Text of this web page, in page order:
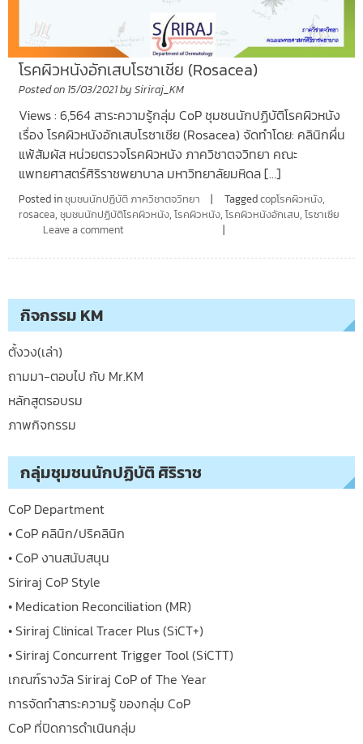
โรคผิวหนังอักเสบโรซาเชีย (Rosacea)
Posted on 15/03/2021by Siriraj_KM
Views : 6,564 สาระความรู้กลุ่ม CoP ชุมชนนักปฏิบัติโรคผิวหนัง
เรื่อง โรคผิวหนังอักเสบโรซาเชีย (Rosacea) จัดทำโดย: คลินิกผื่น
แพ้สัมผัส หน่วยตรวจโรคผิวหนัง ภาควิชาตจวิทยา คณะ
แพทยศาสตร์ศิริราชพยาบาล มหาวิทยาลัยมหิดล […]
Posted inชุมชนนักปฏิบัติ ภาควิชาตจวิทยา Taggedcopโรคผิวหนัง,
rosacea, ชุมชนนักปฏิบัติโรคผิวหนัง, โรคผิวหนัง, โรคผิวหนังอักเสบ, โรซาเซีย
Leave a comment
กิจกรรม KM
ตั้งวง(เล่า)
ถามมา-ตอบไป กับ Mr.KM
หลักสูตรอบรม
ภาพกิจกรรม
กลุ่มชุมชนนักปฏิบัติ ศิริราช
CoP Department
• CoP คลินิก/ปริคลินิก
• CoP งานสนับสนุน
Siriraj CoP Style
• Medication Reconciliation (MR)
• Siriraj Clinical Tracer Plus (SiCT+)
• Siriraj Concurrent Trigger Tool (SiCTT)
เกณฑ์รางวัล Siriraj CoP of The Year
การจัดทำสาระความรู้ ของกลุ่ม CoP
CoP ที่ปิดการดำเนินกลุ่ม